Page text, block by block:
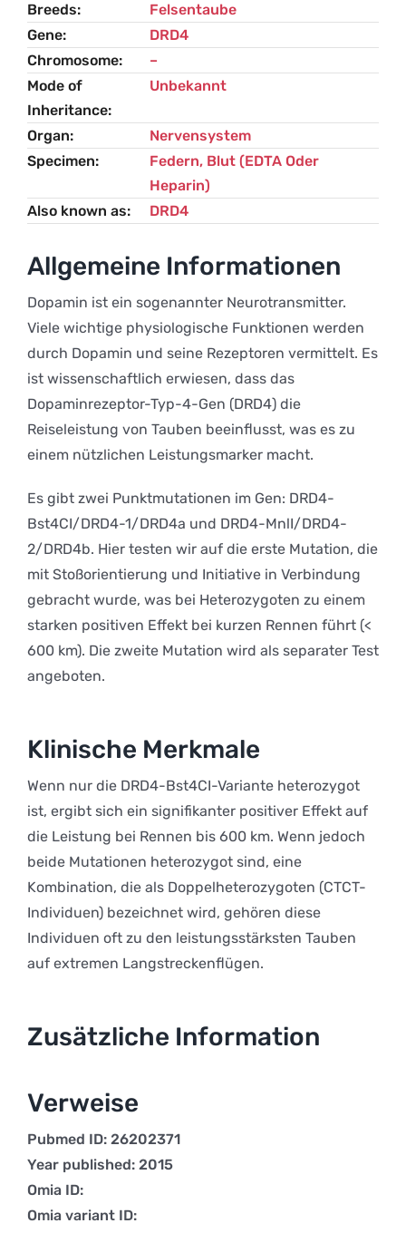
Breeds
Felsentaube
Gene
DRD4
Chromosome
–
Mode of
Inheritance
Unbekannt
Organ
Nervensystem
Specimen
Federn, Blut (EDTA Oder
Heparin)
Also known as
DRD4
Allgemeine Informationen
Dopamin ist ein sogenannter Neurotransmitter.
Viele wichtige physiologische Funktionen werden
durch Dopamin und seine Rezeptoren vermittelt. Es
ist wissenschaftlich erwiesen, dass das
Dopaminrezeptor-Typ-4-Gen (DRD4) die
Reiseleistung von Tauben beeinflusst, was es zu
einem nützlichen Leistungsmarker macht.
Es gibt zwei Punktmutationen im Gen: DRD4-
Bst4CI/DRD4-1/DRD4a und DRD4-MnlI/DRD4-
2/DRD4b. Hier testen wir auf die erste Mutation, die
mit Stoßorientierung und Initiative in Verbindung
gebracht wurde, was bei Heterozygoten zu einem
starken positiven Effekt bei kurzen Rennen führt (<
600 km). Die zweite Mutation wird als separater Test
angeboten.
Klinische Merkmale
Wenn nur die DRD4-Bst4CI-Variante heterozygot
ist, ergibt sich ein signifikanter positiver Effekt auf
die Leistung bei Rennen bis 600 km. Wenn jedoch
beide Mutationen heterozygot sind, eine
Kombination, die als Doppelheterozygoten (CTCT-
Individuen) bezeichnet wird, gehören diese
Individuen oft zu den leistungsstärksten Tauben
auf extremen Langstreckenflügen.
Zusätzliche Information
Verweise
Pubmed ID: 26202371
Year published: 2015
Omia ID:
Omia variant ID: